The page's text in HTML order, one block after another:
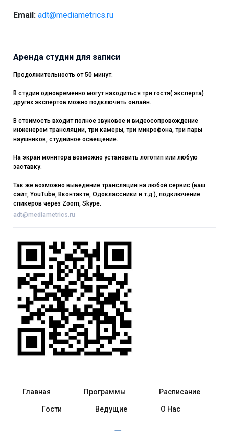
Email: adt@mediametrics.ru
Аренда студии для записи
Продолжительность от 50 минут.
В студии одновременно могут находиться три гостя( эксперта)
других экспертов можно подключить онлайн.
В стоимость входит полное звуковое и видеосопровождение
инженером трансляции, три камеры, три микрофона, три пары
наушников, студийное освещение.
На экран монитора возможно установить логотип или любую
заставку.
Так же возможно выведение трансляции на любой сервис (ваш
сайт, YouTube, Вконтакте, Одоклассники и т.д.), подключение
спикеров через Zoom, Skype.
adt@mediametrics.ru
Главная Программы Расписание
Гости Ведущие О Нас